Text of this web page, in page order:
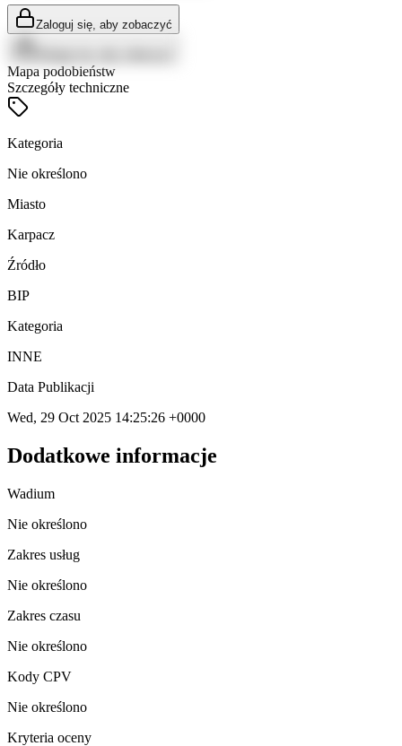
Zaloguj się, aby zobaczyć
Mapa podobieństw
Szczegóły techniczne
Kategoria
Nie określono
Miasto
Karpacz
Źródło
BIP
Kategoria
INNE
Data Publikacji
Wed, 29 Oct 2025 14:25:26 +0000
Dodatkowe informacje
Wadium
Nie określono
Zakres usług
Nie określono
Zakres czasu
Nie określono
Kody CPV
Nie określono
Kryteria oceny